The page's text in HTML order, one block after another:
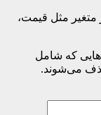
مثل قیمت،
که شامل
می‌شوند.